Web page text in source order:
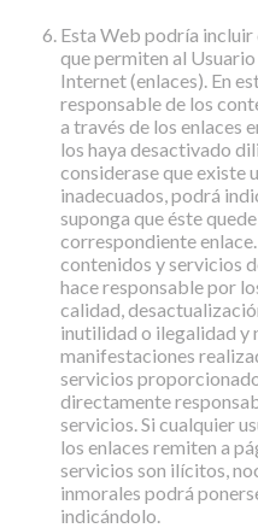
Esta Web podría
que permiten al
Internet (enlaces). En
responsable de los
a través de los enlaces
los haya desactivado
considerase que existe
inadecuados, podrá
suponga que éste
correspondiente
contenidos y servicios
hace responsable por
calidad,
inutilidad o ilegalidad y
manifestaciones
servicios
directamente
servicios. Si cualquier
los enlaces remiten a
servicios son ilícitos,
inmorales podrá
indicándolo.